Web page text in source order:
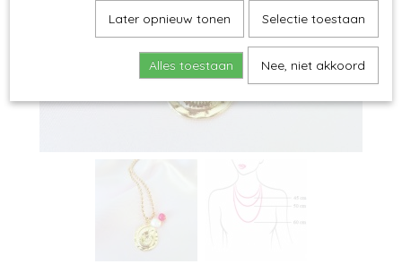
Later opnieuw tonen Selectie toestaan
Alles toestaan Nee, niet akkoord